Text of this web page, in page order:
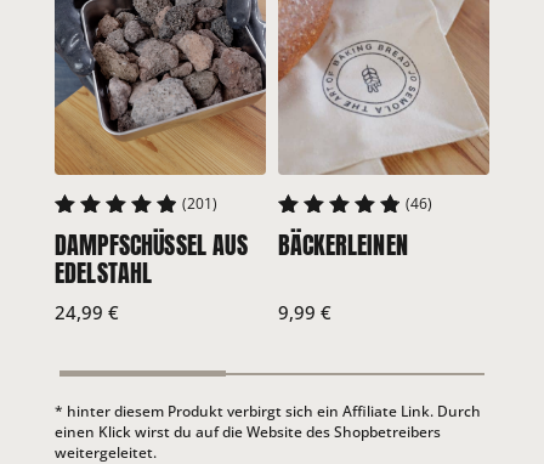
4.95
(201)
DAMPFSCHÜSSEL AUS
EDELSTAHL
24,99 €
4.91
(46)
BÄCKERLEINEN
9,99 €
* hinter diesem Produkt verbirgt sich ein Affiliate Link. Durch
einen Klick wirst du auf die Website des Shopbetreibers
weitergeleitet.